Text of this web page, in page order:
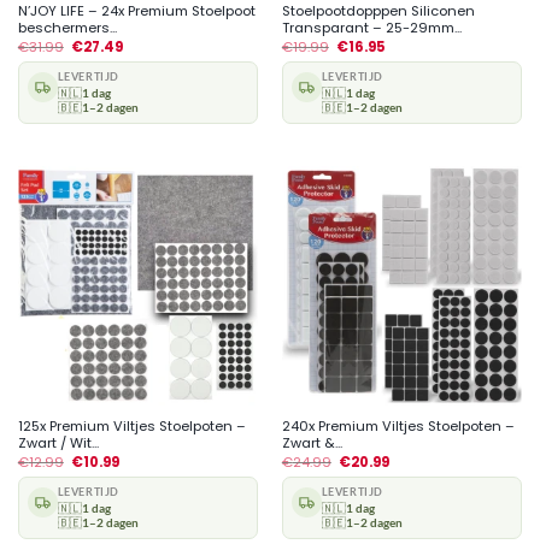
N’JOY LIFE – 24x Premium Stoelpoot
beschermers...
€31.99 €27.49
LEVERTIJD
🇳🇱1 dag
🇧🇪1–2 dagen
Stoelpootdopppen Siliconen
Transparant – 25-29mm...
€19.99 €16.95
LEVERTIJD
🇳🇱1 dag
🇧🇪1–2 dagen
125x Premium Viltjes Stoelpoten –
Zwart / Wit...
€12.99 €10.99
LEVERTIJD
🇳🇱1 dag
🇧🇪1–2 dagen
240x Premium Viltjes Stoelpoten –
Zwart &...
€24.99 €20.99
LEVERTIJD
🇳🇱1 dag
🇧🇪1–2 dagen